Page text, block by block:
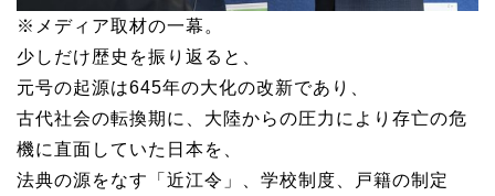
※メディア取材の一幕。
少しだけ歴史を振り返ると、
元号の起源は645年の大化の改新であり、
古代社会の転換期に、大陸からの圧力により存亡の危
機に直面していた日本を、
法典の源をなす「近江令」、学校制度、戸籍の制定